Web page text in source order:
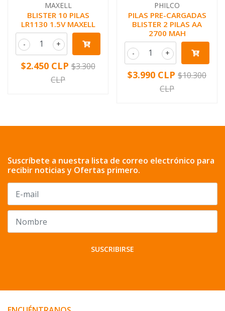
MAXELL
BLISTER 10 PILAS
LR1130 1.5V MAXELL
+
-
$2.450 CLP $3.300
CLP
PHILCO
PILAS PRE-CARGADAS
BLISTER 2 PILAS AA
2700 MAH
+
-
$3.990 CLP $10.300
CLP
Suscríbete a nuestra lista de correo electrónico para
recibir noticias y Ofertas primero.
SUSCRIBIRSE